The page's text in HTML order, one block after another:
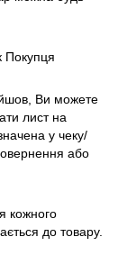
Покупця
Ви можете
лист на
у чеку/
або
кожного
до товару.